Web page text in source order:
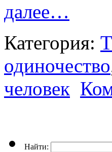
далее…
Категория:
одиночество
человек
Найти: